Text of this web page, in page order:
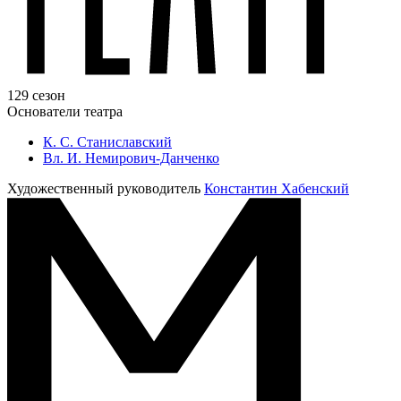
129 сезон
Основатели театра
К. С. Станиславский
Вл. И. Немирович-Данченко
Художественный руководитель Константин Хабенский